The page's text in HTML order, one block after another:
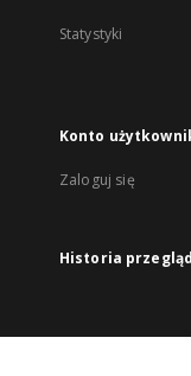
Statystyki
Konto
Zaloguj się
Historia